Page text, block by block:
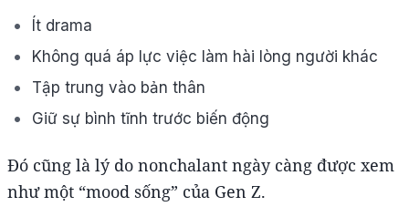
Ít drama
Không quá áp lực việc làm hài lòng người khác
Tập trung vào bản thân
Giữ sự bình tĩnh trước biến động
Đó cũng là lý do nonchalant ngày càng được xem
như một “mood sống” của Gen Z.